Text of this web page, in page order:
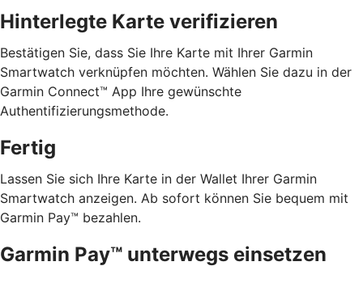
Hinterlegte Karte verifizieren
Bestätigen Sie, dass Sie Ihre Karte mit Ihrer Garmin
Smartwatch verknüpfen möchten. Wählen Sie dazu in der
Garmin Connect™ App Ihre gewünschte
Authentifizierungsmethode.
Fertig
Lassen Sie sich Ihre Karte in der Wallet Ihrer Garmin
Smartwatch anzeigen. Ab sofort können Sie bequem mit
Garmin Pay™ bezahlen.
Garmin Pay™ unterwegs einsetzen